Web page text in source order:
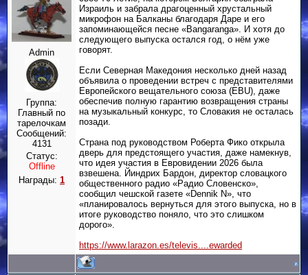
Admin
Группа:
Главный по
тарелочкам
Сообщений:
4131
Статус:
Offline
Награды: 1
Израиль и забрала драгоценный хрустальный
микрофон на Балканы благодаря Даре и его
запоминающейся песне «Bangaranga». И хотя до
следующего выпуска остался год, о нём уже
говорят.
Если Северная Македония несколько дней назад
объявила о проведении встреч с представителями
Европейского вещательного союза (EBU), даже
обеспечив полную гарантию возвращения страны
на музыкальный конкурс, то Словакия не осталась
позади.
Страна под руководством Роберта Фико открыла
дверь для предстоящего участия, даже намекнув,
что идея участия в Евровидении 2026 была
взвешена. Йиндрих Бардон, директор словацкого
общественного радио «Радио Словенско»,
сообщил чешской газете «Dennik N», что
«планировалось вернуться для этого выпуска, но в
итоге руководство поняло, что это слишком
дорого».
https://www.larazon.es/televis....ewarded